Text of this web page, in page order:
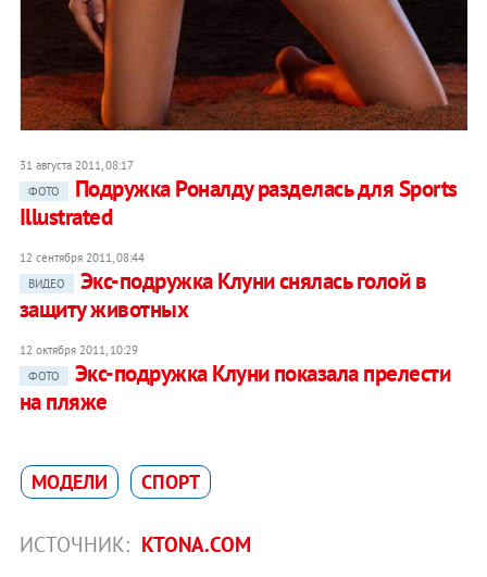
31 августа 2011, 08:17
ФОТО
Подружка Роналду разделась для Sports
Illustrated
12 сентября 2011, 08:44
ВИДЕО
Экс-подружка Клуни снялась голой в
защиту животных
12 октября 2011, 10:29
ФОТО
Экс-подружка Клуни показала прелести
на пляже
МОДЕЛИ СПОРТ
ИСТОЧНИК: KTONA.COM